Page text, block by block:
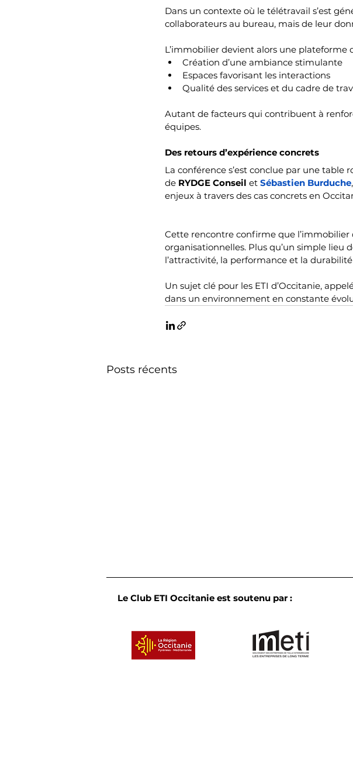
Dans un contexte où le télétravail s’est
collaborateurs au bureau, mais de leur
L’immobilier devient alors une plateforme
Création d’une ambiance stimulante
Espaces favorisant les interactions
Qualité des services et du cadre de
Autant de facteurs qui contribuent à
équipes.
Des retours d’expérience concrets
La conférence s’est conclue par une table
de RYDGE Conseil et Sébastien Burduche
enjeux à travers des cas concrets en
Cette rencontre confirme que
organisationnelles. Plus qu’un simple lieu
l’attractivité, la performance et la
Un sujet clé pour les ETI d’Occitanie,
dans un environnement en constante
Posts récents
Convivialité et partage :
le Cercle des dirigeants
L’IA
Le Club ETI Occitanie est soutenu par :